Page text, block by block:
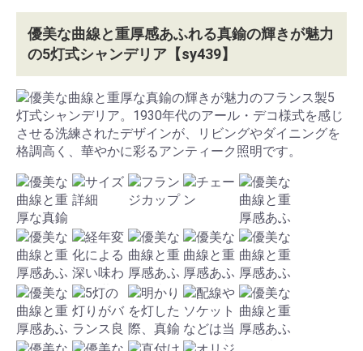
優美な曲線と重厚感あふれる真鍮の輝きが魅力
の5灯式シャンデリア【sy439】